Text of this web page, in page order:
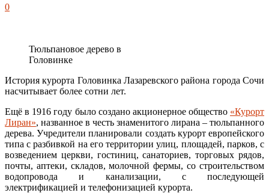
0
Тюльпановое дерево в
Головинке
История курорта Головинка Лазаревского района города Сочи
насчитывает более сотни лет.
Ещё в 1916 году было создано акционерное общество «Курорт
Лиран», названное в честь знаменитого лирана – тюльпанного
дерева. Учредители планировали создать курорт европейского
типа с разбивкой на его территории улиц, площадей, парков, с
возведением церкви, гостиниц, санаториев, торговых рядов,
почты, аптеки, складов, молочной фермы, со строительством
водопровода и канализации, с последующей
электрификацией и телефонизацией курорта.